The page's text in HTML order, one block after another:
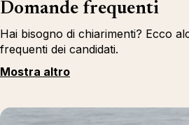
Domande frequenti
Hai bisogno di chiarimenti? Ecco
frequenti dei candidati.
Mostra altro